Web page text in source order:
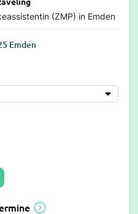
(ZMP) in Emden
Emden